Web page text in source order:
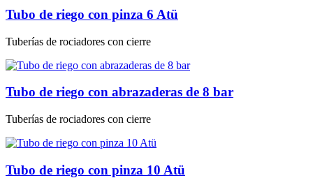
Tubo de riego con pinza 6 Atü
Tuberías de rociadores con cierre
Tubo de riego con abrazaderas de 8 bar
Tuberías de rociadores con cierre
Tubo de riego con pinza 10 Atü